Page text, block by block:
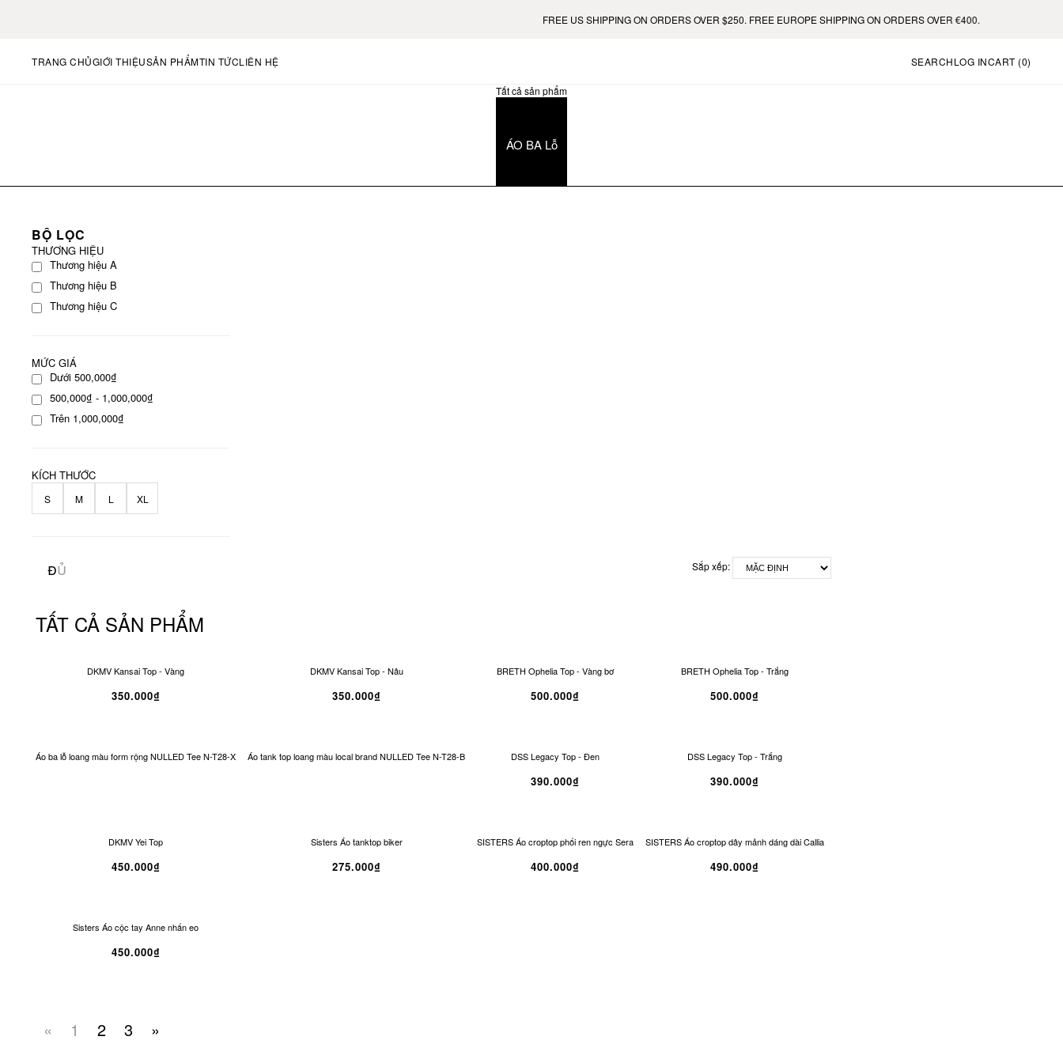
FREE US SHIPPING ON ORDERS OVER $250. FREE EUROPE SHIPPING ON ORDERS OVER €400.
TRANG CHỦGIỚI THIỆUSẢN PHẨMTIN TỨCLIÊN HỆ SEARCHLOG INCART (0)
Tất cả sản phẩm
ÁO BA Lỗ
BỘ LỌC
THƯƠNG HIỆU
Thương hiệu A
Thương hiệu B
Thương hiệu C
MỨC GIÁ
Dưới 500,000₫
500,000₫ - 1,000,000₫
Trên 1,000,000₫
KÍCH THƯỚC
S M L XL
Sắp xếp:
TẤT CẢ SẢN PHẨM
DKMV Kansai Top - Vàng
350.000₫
DKMV Kansai Top - Nâu
350.000₫
BRETH Ophelia Top - Vàng bơ
500.000₫
BRETH Ophelia Top - Trắng
500.000₫
SALE
Áo ba lỗ loang màu form rộng NULLED Tee N-T28-X SALE
Áo tank top loang màu local brand NULLED Tee N-T28-B DSS Legacy Top - Đen
390.000₫
DSS Legacy Top - Trắng
390.000₫
DKMV Yei Top
450.000₫
Sisters Áo tanktop biker
275.000₫
SISTERS Áo croptop phối ren ngực Sera
400.000₫
SISTERS Áo croptop dây mảnh dáng dài Callia
490.000₫
Sisters Áo cộc tay Anne nhấn eo
450.000₫
« 1 2 3 »